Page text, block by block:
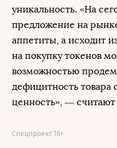
уникальность. «На
предложение на
аппетиты, а исходит
на покупку токенов
возможностью
дефицитность товара
ценность», — считают
Спецпроект 16+